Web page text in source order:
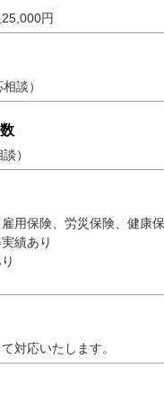
円
談）
）
用保険、労災保険、健康保
績あり
対応いたします。